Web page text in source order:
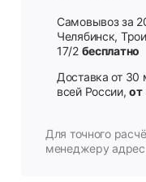
Самовывоз за
Челябинск,
17/2 бесплатно
Доставка от 30
всей России,от
Для точного
менеджеру адрес